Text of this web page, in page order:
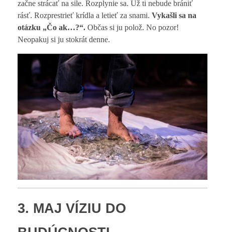
začne strácať na sile. Rozplynie sa. Už ti nebude brániť
rásť. Rozprestrieť krídla a letieť za snami. Vykašli sa na
otázku „Čo ak…?“. Občas si ju polož. No pozor!
Neopakuj si ju stokrát denne.
3. MAJ VÍZIU DO